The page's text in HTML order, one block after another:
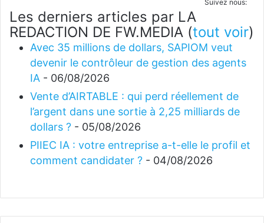
Suivez nous:
Les derniers articles par LA
REDACTION DE FW.MEDIA (tout voir)
Avec 35 millions de dollars, SAPIOM veut
devenir le contrôleur de gestion des agents
IA - 06/08/2026
Vente d’AIRTABLE : qui perd réellement de
l’argent dans une sortie à 2,25 milliards de
dollars ? - 05/08/2026
PIIEC IA : votre entreprise a-t-elle le profil et
comment candidater ? - 04/08/2026